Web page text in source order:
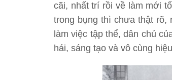
cãi, nhất trí rồi về làm mới
trong bụng thì chưa thật rõ,
làm việc tập thể, dân chủ
hái, sáng tạo và vô cùng